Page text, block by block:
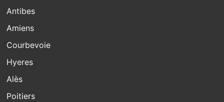
Antibes
Amiens
Courbevoie
Hyeres
Alès
Poitiers